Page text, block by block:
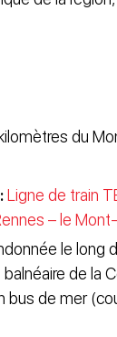
du
Ligne de train
– le
le long
de la
bus de mer